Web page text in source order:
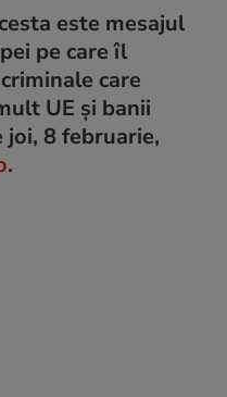
este mesajul
pe care îl
care
UE şi banii
8 februarie,
.